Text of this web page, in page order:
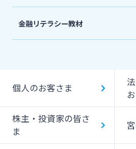
金融リテラシー教材
個人のお客さま
株主・投資家の皆さ
ま